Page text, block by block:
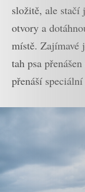
složitě, ale stačí
otvory a
místě. Zajímavé
tah psa
přenáší